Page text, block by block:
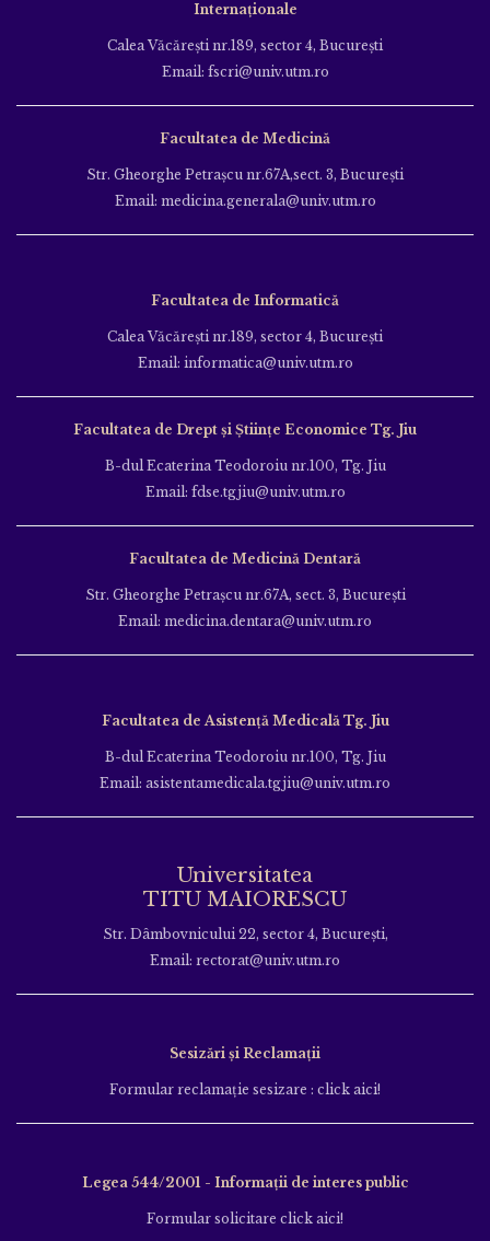
Internaționale
Calea Văcăreşti nr.189, sector 4, Bucureşti
Email: fscri@univ.utm.ro
Facultatea de Medicină
Str. Gheorghe Petraşcu nr.67A,sect. 3, Bucureşti
Email: medicina.generala@univ.utm.ro
Facultatea de Informatică
Calea Văcăreşti nr.189, sector 4, Bucureşti
Email: informatica@univ.utm.ro
Facultatea de Drept și Științe Economice Tg. Jiu
B-dul Ecaterina Teodoroiu nr.100, Tg. Jiu
Email: fdse.tgjiu@univ.utm.ro
Facultatea de Medicină Dentară
Str. Gheorghe Petraşcu nr.67A, sect. 3, Bucureşti
Email: medicina.dentara@univ.utm.ro
Facultatea de Asistență Medicală Tg. Jiu
B-dul Ecaterina Teodoroiu nr.100, Tg. Jiu
Email: asistentamedicala.tgjiu@univ.utm.ro
Universitatea
TITU MAIORESCU
Str. Dâmbovnicului 22, sector 4, București,
Email: rectorat@univ.utm.ro
Sesizări și Reclamații
Formular reclamație sesizare : click aici!
Legea 544/2001 - Informații de interes public
Formular solicitare click aici!